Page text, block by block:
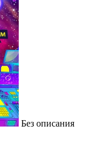
Без описания